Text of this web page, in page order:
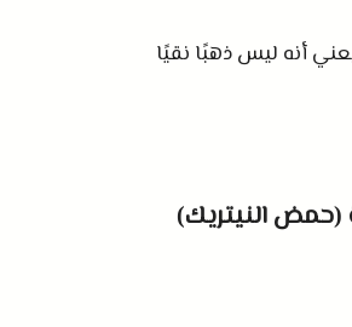
أنه ليس ذهبًا نقيًا
(حمض النيتريك)